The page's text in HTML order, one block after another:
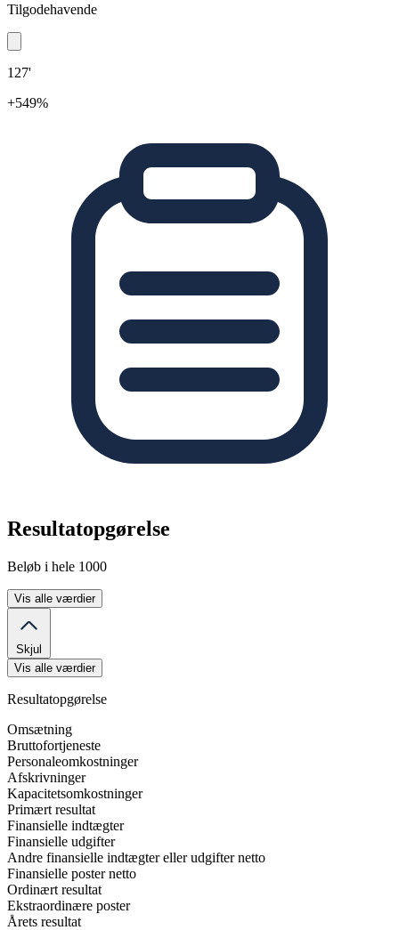
Tilgodehavende
127'
+549%
Resultatopgørelse
Beløb i hele 1000
Vis alle værdier
Skjul
Vis alle værdier
Resultatopgørelse
Omsætning
Bruttofortjeneste
Personaleomkostninger
Afskrivninger
Kapacitetsomkostninger
Primært resultat
Finansielle indtægter
Finansielle udgifter
Andre finansielle indtægter eller udgifter netto
Finansielle poster netto
Ordinært resultat
Ekstraordinære poster
Årets resultat